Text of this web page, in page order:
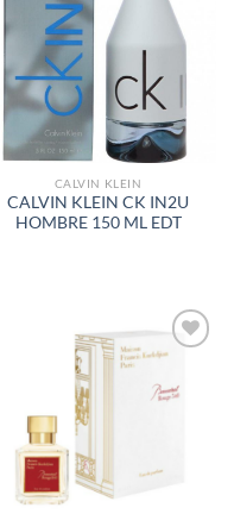
A LA
LISTA
CALVIN KLEIN
CALVIN KLEIN CK IN2U
HOMBRE 150 ML EDT
A LA